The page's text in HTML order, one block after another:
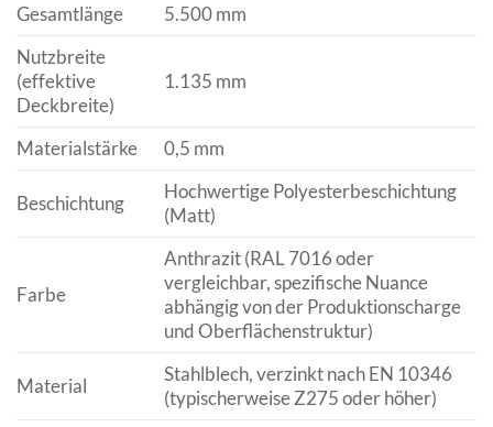
Gesamtlänge
5.500 mm
Nutzbreite
(effektive
Deckbreite)
1.135 mm
Materialstärke 0,5 mm
Beschichtung
Hochwertige Polyesterbeschichtung
(Matt)
Farbe
Anthrazit (RAL 7016 oder
vergleichbar, spezifische Nuance
abhängig von der Produktionscharge
und Oberflächenstruktur)
Material
Stahlblech, verzinkt nach EN 10346
(typischerweise Z275 oder höher)